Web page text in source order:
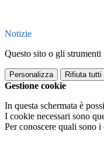
Notizie
Questo sito o gli
Personalizza Rifiuta tutti
Gestione cookie
In questa schermata è
I cookie necessari sono
Per conoscere quali sono